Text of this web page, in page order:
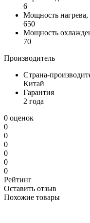
6
Мощность нагрева,
650
Мощность
70
Производитель
Страна-
Китай
Гарантия
2 года
0 оценок
0
0
0
0
0
0
Рейтинг
Оставить отзыв
Похожие товары